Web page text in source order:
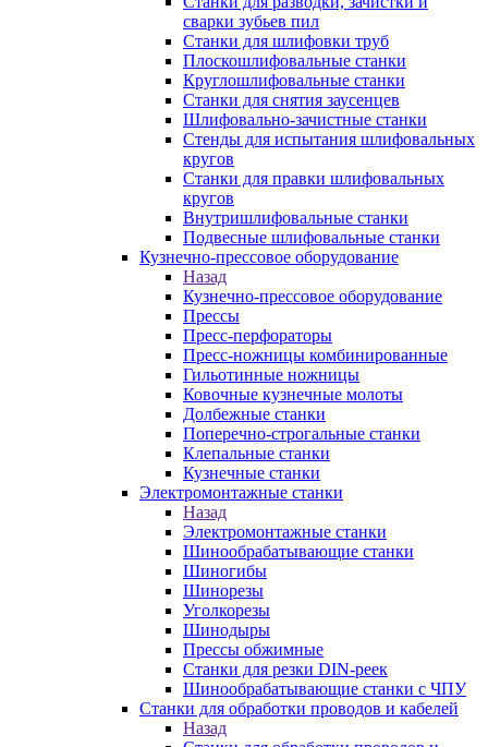
сварки зубьев пил
Станки для шлифовки труб
Плоскошлифовальные станки
Круглошлифовальные станки
Станки для снятия заусенцев
Шлифовально-зачистные станки
Стенды для испытания шлифовальных
кругов
Станки для правки шлифовальных
кругов
Внутришлифовальные станки
Подвесные шлифовальные станки
Кузнечно-прессовое оборудование
Назад
Кузнечно-прессовое оборудование
Прессы
Пресс-перфораторы
Пресс-ножницы комбинированные
Гильотинные ножницы
Ковочные кузнечные молоты
Долбежные станки
Поперечно-строгальные станки
Клепальные станки
Кузнечные станки
Электромонтажные станки
Назад
Электромонтажные станки
Шинообрабатывающие станки
Шиногибы
Шинорезы
Уголкорезы
Шинодыры
Прессы обжимные
Станки для резки DIN-реек
Шинообрабатывающие станки с ЧПУ
Станки для обработки проводов и кабелей
Назад